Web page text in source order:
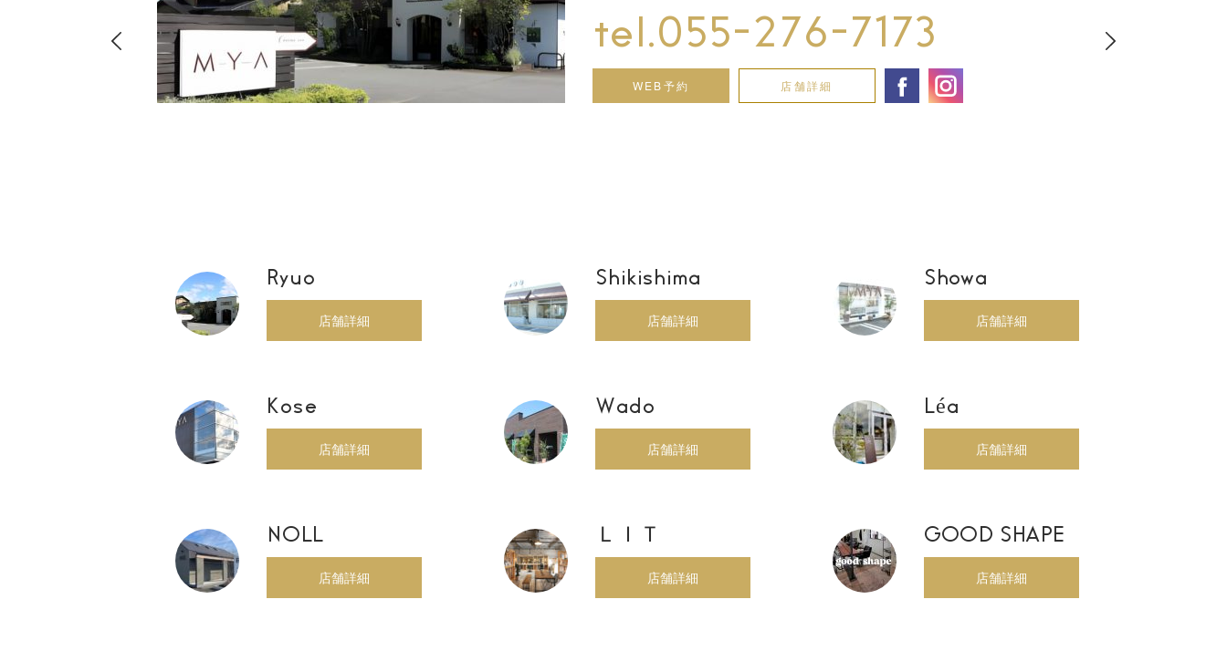
店舗
tel.055-276-7173
WEB予約 店舗詳細
Ryuo
店舗詳細
Shikishima
店舗詳細
Showa
店舗詳細
Kose
店舗詳細
Wado
店舗詳細
Léa
店舗詳細
NOLL
店舗詳細
ＬＩＴ
店舗詳細
GOOD SHAPE
店舗詳細